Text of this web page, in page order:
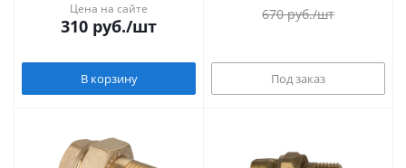
Цена на сайте
310 руб./шт
В корзину
670руб./шт
Под заказ